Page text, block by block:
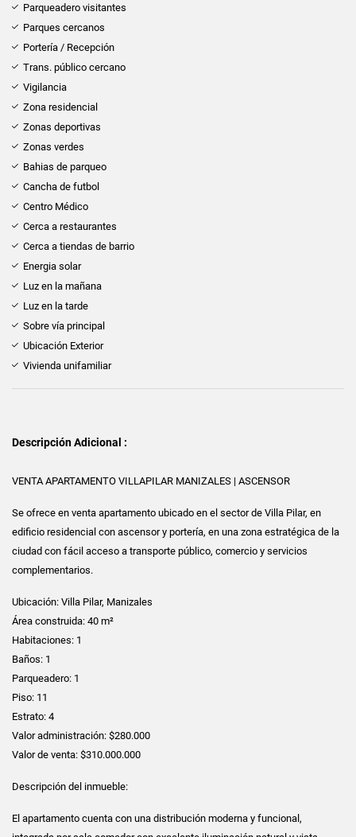
Parqueadero visitantes
Parques cercanos
Portería / Recepción
Trans. público cercano
Vigilancia
Zona residencial
Zonas deportivas
Zonas verdes
Bahias de parqueo
Cancha de futbol
Centro Médico
Cerca a restaurantes
Cerca a tiendas de barrio
Energia solar
Luz en la mañana
Luz en la tarde
Sobre vía principal
Ubicación Exterior
Vivienda unifamiliar
Descripción Adicional :
VENTA APARTAMENTO VILLAPILAR MANIZALES | ASCENSOR
Se ofrece en venta apartamento ubicado en el sector de Villa Pilar, en
edificio residencial con ascensor y portería, en una zona estratégica de la
ciudad con fácil acceso a transporte público, comercio y servicios
complementarios.
Ubicación: Villa Pilar, Manizales
Área construida: 40 m²
Habitaciones: 1
Baños: 1
Parqueadero: 1
Piso: 11
Estrato: 4
Valor administración: $280.000
Valor de venta: $310.000.000
Descripción del inmueble:
El apartamento cuenta con una distribución moderna y funcional,